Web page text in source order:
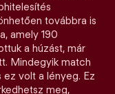
továbbra is
amely 190
a húzást, már
Mindegyik match
volt a lényeg. Ez
meg,